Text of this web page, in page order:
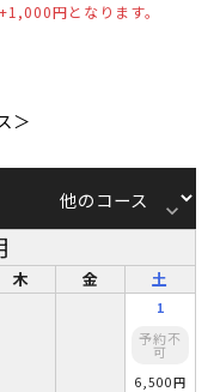
円となります。
＞
keyboard_arrow_down
木 金 土
1
予約不
可
6,500円